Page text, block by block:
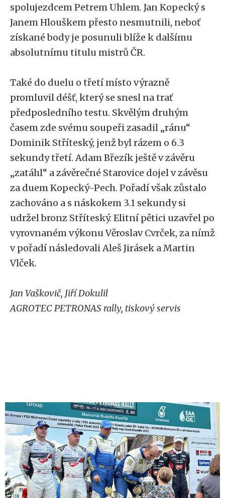
spolujezdcem Petrem Uhlem. Jan Kopecký s
Janem Hlouškem přesto nesmutnili, neboť
získané body je posunuli blíže k dalšímu
absolutnímu titulu mistrů ČR.
Také do duelu o třetí místo výrazně
promluvil déšť, který se snesl na trať
předposledního testu. Skvělým druhým
časem zde svému soupeři zasadil „ránu“
Dominik Stříteský, jenž byl rázem o 6.3
sekundy třetí. Adam Březík ještě v závěru
„zatáhl“ a závěrečné Starovice dojel v závěsu
za duem Kopecký-Pech. Pořadí však zůstalo
zachováno a s náskokem 3.1 sekundy si
udržel bronz Stříteský. Elitní pětici uzavřel po
vyrovnaném výkonu Věroslav Cvrček, za nímž
v pořadí následovali Aleš Jirásek a Martin
Vlček.
Jan Vaškovič, Jiří Dokulil
AGROTEC PETRONAS rally, tiskový servis